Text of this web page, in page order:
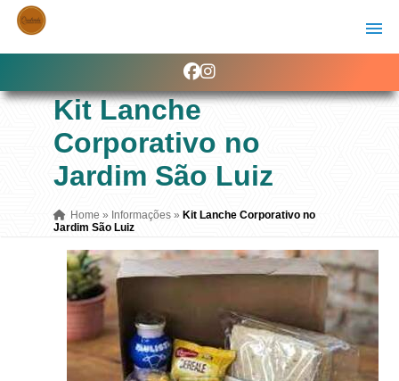
Kit Lanche
Corporativo no
Jardim São Luiz
Home » Informações » Kit Lanche Corporativo no
Jardim São Luiz